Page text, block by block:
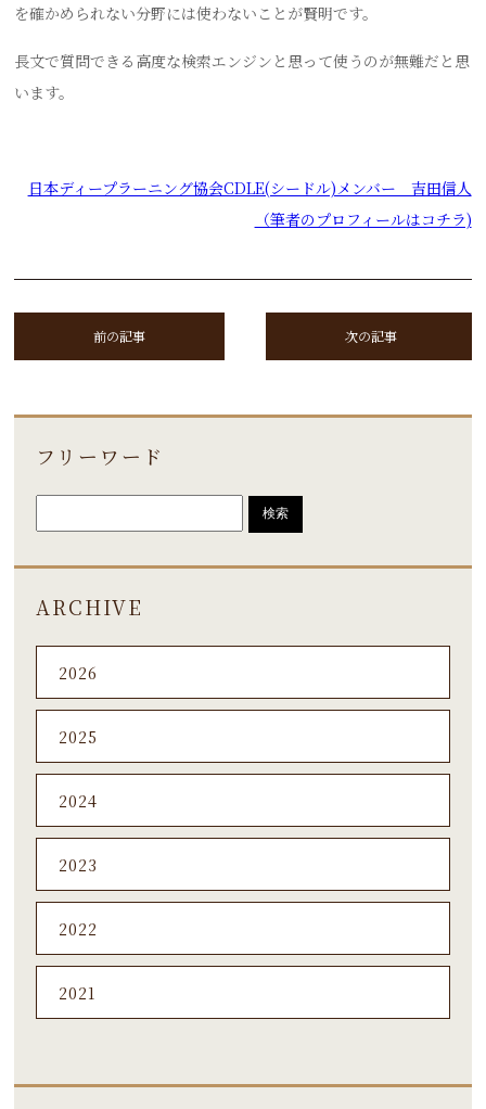
を確かめられない分野には使わないことが賢明です。
長文で質問できる高度な検索エンジンと思って使うのが無難だと思
います。
日本ディープラーニング協会CDLE(シードル)メンバー 吉田信人
（筆者のプロフィールはコチラ)
前の記事 次の記事
フリーワード
ARCHIVE
2026
2025
2024
2023
2022
2021